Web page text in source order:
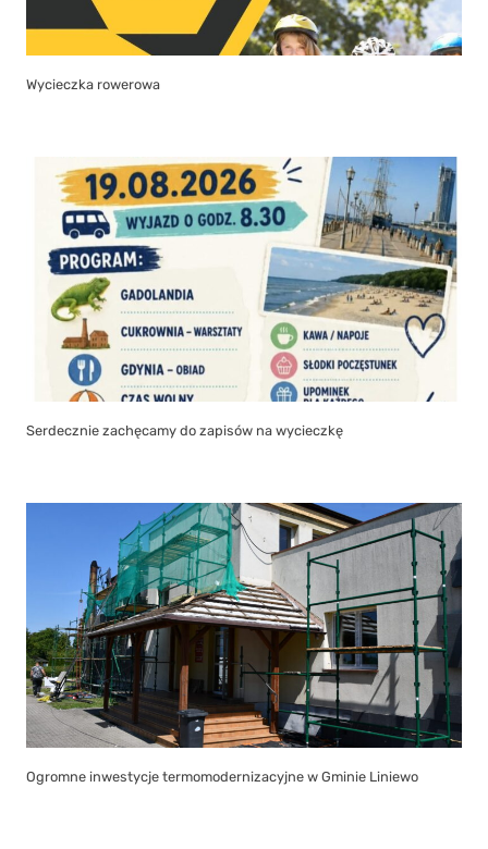
Wycieczka rowerowa
Serdecznie zachęcamy do zapisów na wycieczkę
Ogromne inwestycje termomodernizacyjne w Gminie Liniewo